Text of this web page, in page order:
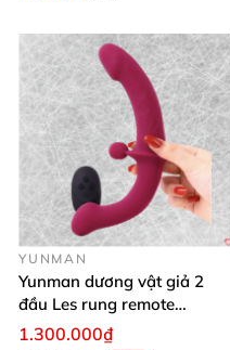
YUNMAN
Yunman dương vật giả 2
đầu Les rung remote
silicone mềm mại
1.300.000₫